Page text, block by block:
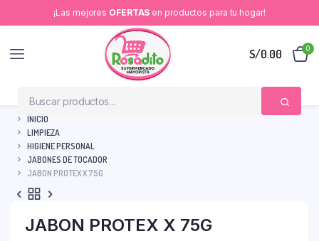
¡Las mejores OFERTAS en productos para tu hogar!
S/0.00 0
INICIO
LIMPIEZA
HIGIENE PERSONAL
JABONES DE TOCADOR
JABON PROTEX X 75G
JABON PROTEX X 75G